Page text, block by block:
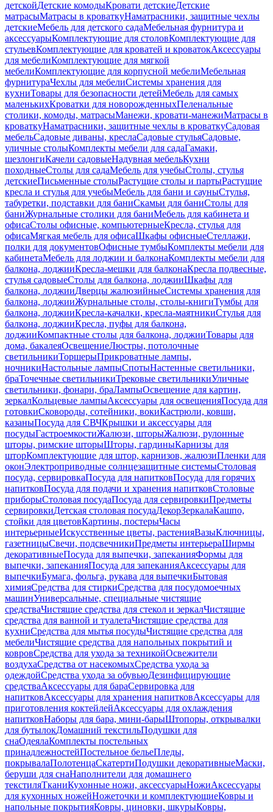
детскойДетские комодыКровати детскиеДетские
матрасыМатрасы в кроваткуНаматрасники, защитные чехлы
детскиеМебель для детского садаМебельная фурнитура и
аксессуарыКомплектующие для столовКомплектующие для
стульевКомплектующие для кроватей и кроватокАксессуары
для мебелиКомплектующие для мягкой
мебелиКомплектующие для корпусной мебелиМебельная
фурнитураЧехлы для мебелиСистемы хранения для
кухниТовары для безопасности детейМебель для самых
маленькихКроватки для новорожденныхПеленальные
столики, комоды, матрасыМанежи, кровати-манежиМатрасы в
кроваткуНаматрасники, защитные чехлы в кроваткуСадовая
мебельСадовые диваны, креслаСадовые стульяСадовые,
уличные столыКомплекты мебели для садаГамаки,
шезлонгиКачели садовыеНадувная мебельКухни
походныеСтолы для садаМебель для учебыСтолы, стулья
детскиеПисьменные столыРастущие столы и партыРастущие
кресла и стулья для учебыМебель для бани и сауныСтулья,
табуретки, подставки для баниСкамьи для баниСтолы для
баниЖурнальные столики для баниМебель для кабинета и
офисаСтолы офисные, компьютерныеКресла, стулья для
офисаМягкая мебель для офисаШкафы офисныеСтеллажи,
полки для документовОфисные тумбыКомплекты мебели для
кабинетаМебель для лоджии и балконаКомплекты мебели для
балкона, лоджииКресла-мешки для балконаКресла подвесные,
стулья садовыеСтолы для балкона, лоджииШкафы для
балкона, лоджииДверцы жалюзийныеСистемы хранения для
балкона, лоджииЖурнальные столы, столы-книгиТумбы для
балкона, лоджииКресла-качалки, кресла-маятникиСтулья для
балкона, лоджииКресла, пуфы для балкона,
лоджииКомпактные столы для балкона, лоджииТовары для
дома, бакалеяОсвещениеЛюстры, потолочные
светильникиТоршерыПрикроватные лампы,
ночникиНастольные лампыСпотыНастенные светильники,
браТочечные светильникиТрековые светильникиУличные
светильники, фонари, браЛампыОсвещение для картин,
зеркалКольцевые лампыАксессуары для освещенияПосуда для
готовкиСковороды, сотейники, вокиКастрюли, ковши,
казаныПосуда для СВЧКрышки и аксессуары для
посудыГастроемкостиЖалюзи, шторыЖалюзи, рулонные
шторы, римские шторыШторы, гардиныКарнизы для
шторКомплектующие для штор, карнизов, жалюзиПленки для
оконЭлектроприводные солнцезащитные системыСтоловая
посуда, сервировкаПосуда для напитковПосуда для горячих
напитковПосуда для подачи и хранения напитковСтоловые
приборыСтоловая посудаПосуда для сервировкиПредметы
сервировкиДетская столовая посудаДекорЗеркалаКашпо,
стойки для цветовКартины, постерыЧасы
интерьерныеИскусственные цветы, растенияВазыКлючницы,
газетницыСвечи, подсвечникиПредметы интерьераШирмы
декоративныеПосуда для выпечки, запеканияФормы для
выпечки, запеканияПосуда для запеканияАксессуары для
выпечкиБумага, фольга, рукава для выпечкиБытовая
химияСредства для стиркиСредства для посудомоечных
машинУниверсальные, специальные чистящие
средстваЧистящие средства для стекол и зеркалЧистящие
средства для ванной и туалетаЧистящие средства для
кухниСредства для мытья посудыЧистящие средства для
мебелиЧистящие средства для напольных покрытий и
ковровСредства для ухода за техникойОсвежители
воздухаСредства от насекомыхСредства ухода за
одеждойСредства ухода за обувьюДезинфицирующие
средстваАксессуары для бараСервировка для
напитковАксессуары для хранения напитковАксессуары для
приготовления коктейлейАксессуары для охлаждения
напитковНаборы для бара, мини-барыШтопоры, открывалки
для бутылокДомашний текстильПодушки для
снаОдеялаКомплекты постельных
принадлежностейПостельное бельеПледы,
покрывалаПолотенцаСкатертиПодушки декоративныеМаски,
беруши для снаНаполнители для домашнего
текстиляТканиКухонные ножи, аксессуарыНожиАксессуары
для кухонных ножейНожеточки и комплектующиеКовры и
напольные покрытияКовры, циновки, шкурыКовры,